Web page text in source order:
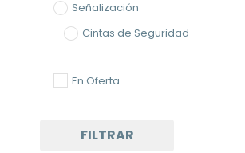
Señalización
Cintas de Seguridad
En Oferta
FILTRAR